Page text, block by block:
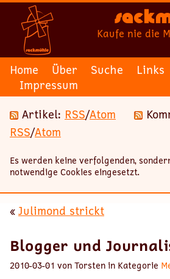
Kaufe nie die
Home Über Suche Links
Impressum
Artikel: RSS/Atom
RSS/Atom
Es werden keine verfolgenden,
notwendige Cookies eingesetzt.
«Julimond strickt
Blogger und
2010-03-01 von Torsten in Kategorie